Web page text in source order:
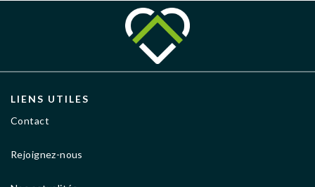
LIENS UTILES
Contact
Rejoignez-nous